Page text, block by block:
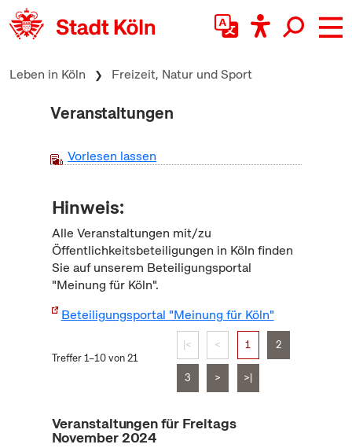
zum Inhalt springen
Leben in Köln Freizeit, Natur und Sport
Veranstaltungen
Vorlesen lassen
Hinweis:
Alle Veranstaltungen mit/zu
Öffentlichkeitsbeteiligungen in Köln finden
Sie auf unserem Beteiligungsportal
"Meinung für Köln".
Beteiligungsportal "Meinung für Köln"
Treffer 1–10 von 21
|< < 1 2
3 > >|
Veranstaltungen für Freitags
November 2024